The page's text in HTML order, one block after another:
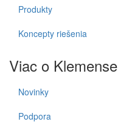
Produkty
Koncepty riešenia
Viac o Klemense
Novinky
Podpora